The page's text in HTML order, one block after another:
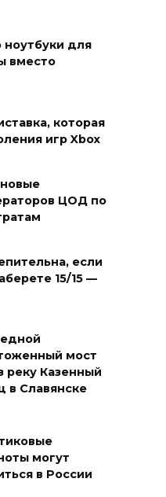
ноутбуки для
вместо
которая
игр Xbox
ЦОД по
если
15/15 —
мост
реку Казенный
в Славянске
могут
в России